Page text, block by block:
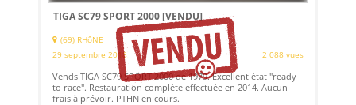
TIGA SC79 SPORT 2000[VENDU]
(69) RHôNE
29 septembre 2018
2 088 vues
Vends TIGA SC79 SPORT 2000 de 1979. Excellent état "ready
to race". Restauration complète effectuée en 2014. Aucun
frais à prévoir. PTHN en cours.